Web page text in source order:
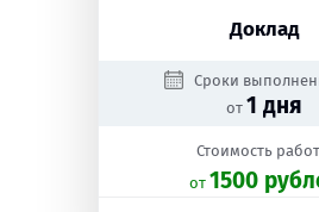
Доклад
Сроки
от 1 дня
Стоимость
oт 1500